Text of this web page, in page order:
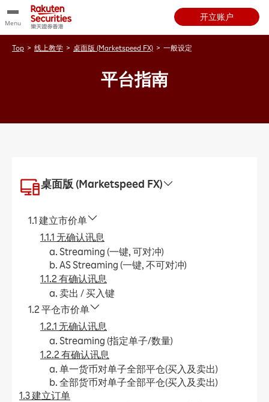
Menu
开立账户
Top > 线上教学 > 桌面版 (Marketspeed FX) > 一般设定
平台指南
桌面版 (Marketspeed FX)
1.1 建立市价单
1.1.1 无确认讯息
a. Streaming (一键, 可对冲)
b. AS Streaming (一键, 不可对冲)
1.1.2 有确认讯息
a. 卖出 / 买入键
1.2 平仓市价单
1.2.1 无确认讯息
a. Streaming (指定单子/数量)
1.2.2 有确认讯息
a. 单一货币对单子全部平仓(买入及卖出)
b. 全部货币对单子全部平仓(买入及卖出)
1.3 建立订单